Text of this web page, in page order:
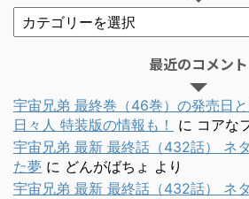
最近のコメント
宇宙兄弟 最終巻（46巻）の発売日
日々人 特装版の情報も！
に コアな
宇宙兄弟 最新 最終話（432話） ネ
た夢 に どんがばちょ より
宇宙兄弟 最新 最終話（432話） ネ